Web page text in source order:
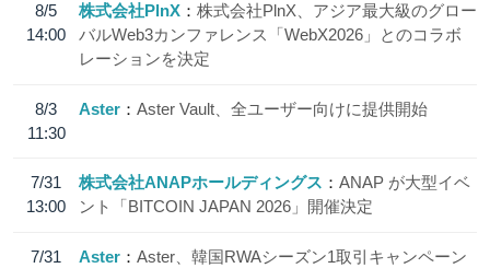
8/5
14:00
株式会社PlnX
株式会社PlnX、アジア最大級のグロー
バルWeb3カンファレンス「WebX2026」とのコラボ
レーションを決定
8/3
11:30
Aster Aster Vault、全ユーザー向けに提供開始
7/31
13:00
株式会社ANAPホールディングス
ANAP が大型イベ
ント「BITCOIN JAPAN 2026」開催決定
7/31
Aster
Aster、韓国RWAシーズン1取引キャンペーン